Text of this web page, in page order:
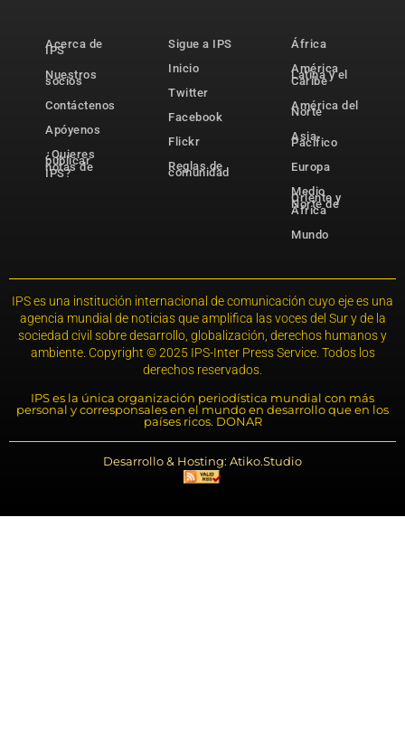
Acerca de
IPS
Nuestros
socios
Contáctenos
Apóyenos
¿Quieres
publicar
notas de
IPS?
Sigue a IPS
Inicio
Twitter
Facebook
Flickr
Reglas de
comunidad
África
América
Latina y el
Caribe
América del
Norte
Asia-
Pacífico
Europa
Medio
Oriente y
Norte de
África
Mundo
IPS es una institución internacional de comunicación cuyo eje es una
agencia mundial de noticias que amplifica las voces del Sur y de la
sociedad civil sobre desarrollo, globalización, derechos humanos y
ambiente. Copyright © 2025 IPS-Inter Press Service. Todos los
derechos reservados.
IPS es la única organización periodística mundial con más
personal y corresponsales en el mundo en desarrollo que en los
países ricos. DONAR
Desarrollo & Hosting: Atiko.Studio